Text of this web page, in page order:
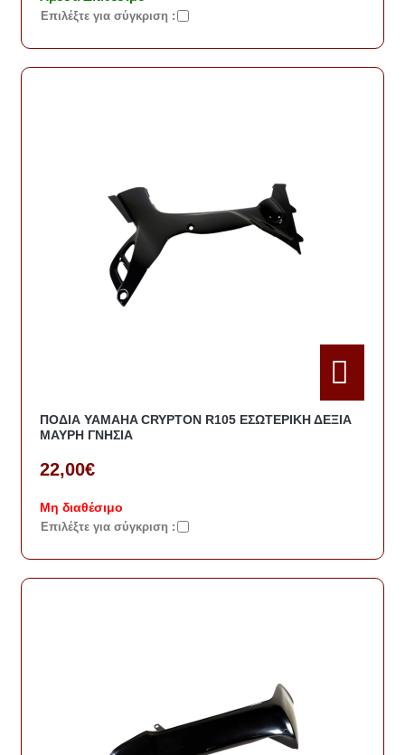
Eπιλέξτε για σύγκριση :
ΠΟΔΙΑ YAMAHA CRYPTON R105 ΕΣΩΤΕΡΙΚΗ ΔΕΞΙΑ
ΜΑΥΡΗ ΓΝΗΣΙΑ
22,00€
Μη διαθέσιμο
Eπιλέξτε για σύγκριση :